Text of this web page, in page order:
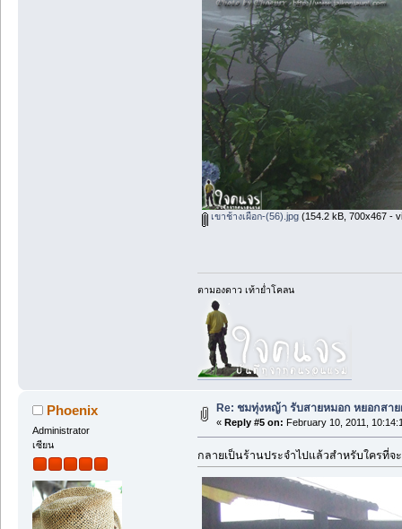
เขาช้างเผือก-(56).jpg(154.2 kB, 700x467 -
ตามองดาว เท้าย่ำโคลน
Phoenix
Administrator
เซียน
Re: ชมทุ่งหญ้า รับสายหมอก หยอกสาย
« Reply #5 on: February 10, 2011,
กลายเป็นร้านประจำไปแล้วสำหรับใครที่จ